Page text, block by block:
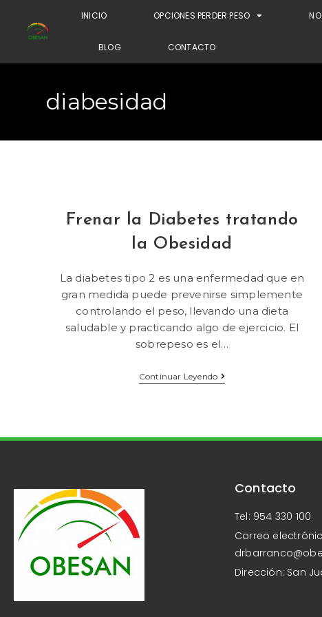
INICIO OPCIONES PERDER PESO
BLOG CONTACTO
diabesidad
Frenar la Diabetes tratando
la Obesidad
La diabetes tipo 2 es una enfermedad que en
gran medida puede prevenirse simplemente
controlando el peso, llevando una dieta
saludable y practicando algo de ejercicio. El
sobrepeso es el…
Continuar Leyendo
Contacto
Tel: 954 330 100
Correo
Dirección: San